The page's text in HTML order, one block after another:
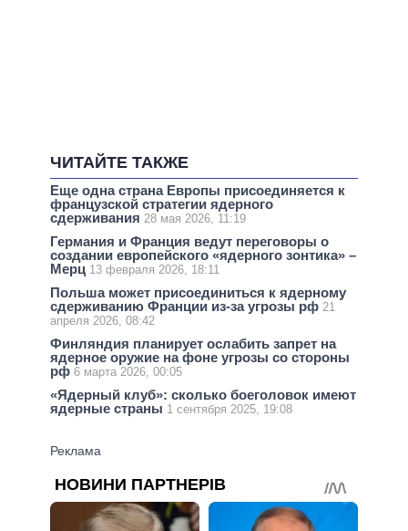
ЧИТАЙТЕ ТАКЖЕ
Еще одна страна Европы присоединяется к
французской стратегии ядерного
сдерживания 28 мая 2026, 11:19
Германия и Франция ведут переговоры о
создании европейского «ядерного зонтика» –
Мерц 13 февраля 2026, 18:11
Польша может присоединиться к ядерному
сдерживанию Франции из-за угрозы рф 21
апреля 2026, 08:42
Финляндия планирует ослабить запрет на
ядерное оружие на фоне угрозы со стороны
рф 6 марта 2026, 00:05
«Ядерный клуб»: сколько боеголовок имеют
ядерные страны 1 сентября 2025, 19:08